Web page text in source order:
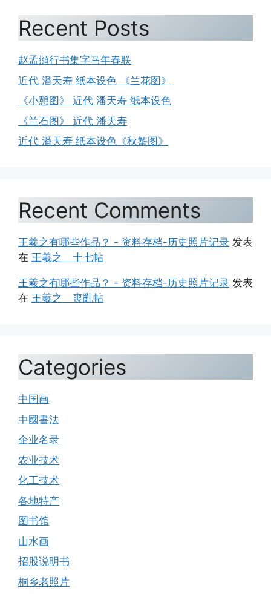
Recent Posts
赵孟頫行书集字马年春联
近代 潘天寿 纸本设色 《兰花图》
《小憩图》 近代 潘天寿 纸本设色
《兰石图》 近代 潘天寿
近代 潘天寿 纸本设色《秋蟹图》
Recent Comments
王羲之有哪些作品？ - 资料存档-历史照片记录 发表
在 王羲之 十七帖
王羲之有哪些作品？ - 资料存档-历史照片记录 发表
在 王羲之 喪亂帖
Categories
中国画
中國書法
企业名录
农业技术
化工技术
各地特产
图书馆
山水画
招股说明书
桐乡老照片